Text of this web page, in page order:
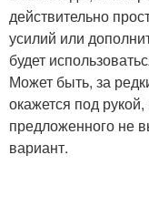
действительно
усилий или
будет
Может быть, за
окажется под
предложенного не
вариант.